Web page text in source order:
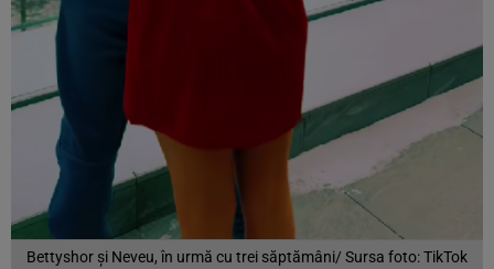
Bettyshor și Neveu, în urmă cu trei săptămâni/ Sursa foto: TikTok